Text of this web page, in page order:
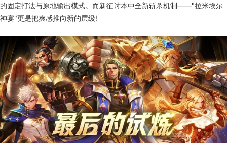
的固定打法与原地输出模式。而新征讨本中全新斩杀机制——"拉米埃尔
神宴"更是把爽感推向新的层级!